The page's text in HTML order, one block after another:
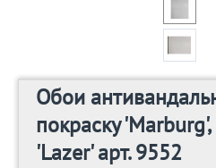
Обои
покраску
'Lazer' арт. 9552